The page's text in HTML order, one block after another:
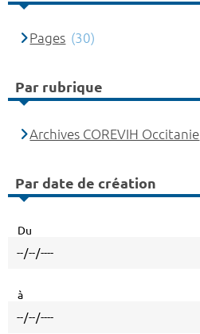
Pages (30)
Par rubrique
Archives COREVIH Occitanie
Par date de création
Du
à